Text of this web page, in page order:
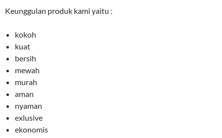
Keunggulan produk kami yaitu :
kokoh
kuat
bersih
mewah
murah
aman
nyaman
exlusive
ekonomis